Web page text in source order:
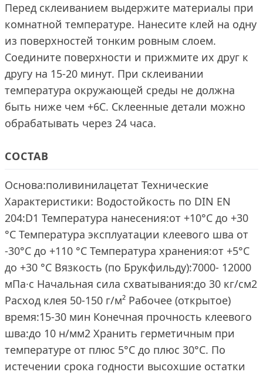
Перед склеиванием выдержите материалы при
комнатной температуре. Нанесите клей на одну
из поверхностей тонким ровным слоем.
Соедините поверхности и прижмите их друг к
другу на 15-20 минут. При склеивании
температура окружающей среды не должна
быть ниже чем +6С. Склеенные детали можно
обрабатывать через 24 часа.
СОСТАВ
Основа:поливинилацетат Технические
Характеристики: Водостойкость по DIN EN
204:D1 Температура нанесения:от +10°C до +30
°C Температура эксплуатации клеевого шва от
-30°C до +110 °C Температура хранения:от +5°C
до +30 °C Вязкость (по Брукфильду):7000- 12000
мПа∙с Начальная сила схватывания:до 30 кг/см2
Расход клея 50-150 г/м² Рабочее (открытое)
время:15-30 мин Конечная прочность клеевого
шва:до 10 н/мм2 Хранить герметичным при
температуре от плюс 5°C до плюс 30°C. По
истечении срока годности высохшие остатки